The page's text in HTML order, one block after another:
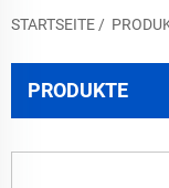
STARTSEITE /
PRODUKTE